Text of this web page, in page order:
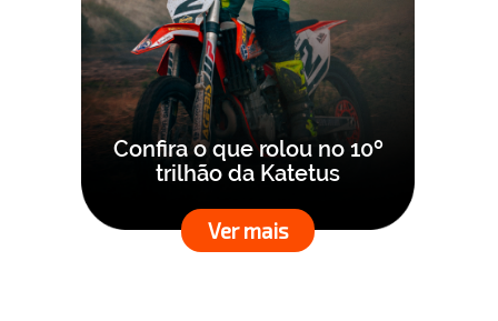
Confira o que rolou no 10º
trilhão da Katetus
Ver mais